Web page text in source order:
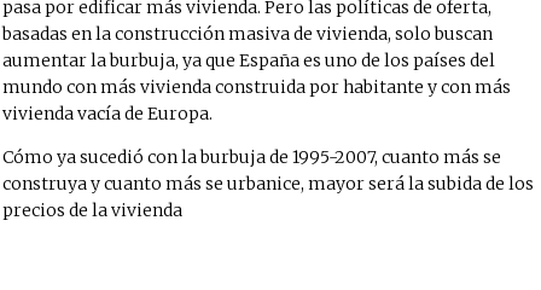
pasa por edificar más vivienda. Pero las políticas de oferta,
basadas en la construcción masiva de vivienda, solo buscan
aumentar la burbuja, ya que España es uno de los países del
mundo con más vivienda construida por habitante y con más
vivienda vacía de Europa.
Cómo ya sucedió con la burbuja de 1995-2007, cuanto más se
construya y cuanto más se urbanice, mayor será la subida de los
precios de la vivienda